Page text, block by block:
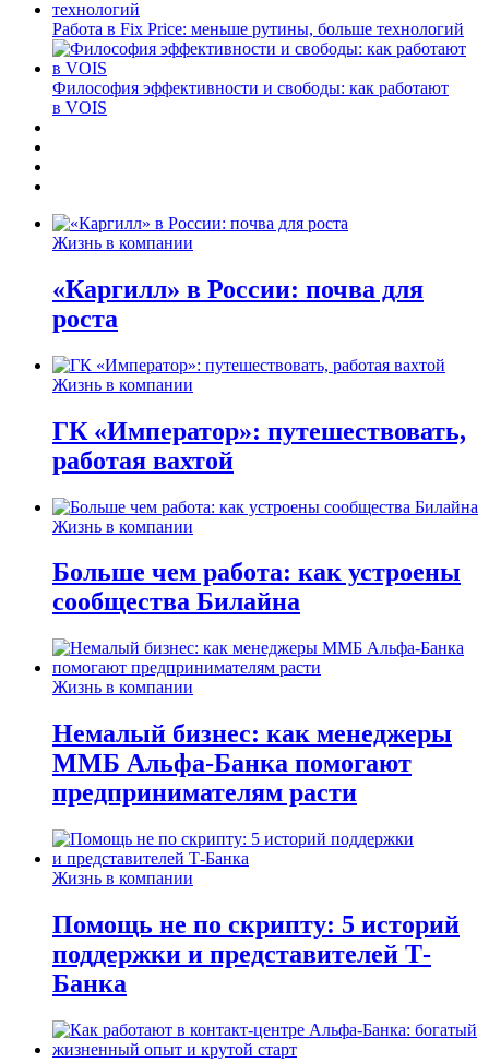
Работа в Fix Price: меньше рутины, больше технологий
Философия эффективности и свободы: как работают
в VOIS
Жизнь в компании
«Каргилл» в России: почва для
роста
Жизнь в компании
ГК «Император»: путешествовать,
работая вахтой
Жизнь в компании
Больше чем работа: как устроены
сообщества Билайна
Жизнь в компании
Немалый бизнес: как менеджеры
ММБ Альфа-Банка помогают
предпринимателям расти
Жизнь в компании
Помощь не по скрипту: 5 историй
поддержки и представителей Т-
Банка